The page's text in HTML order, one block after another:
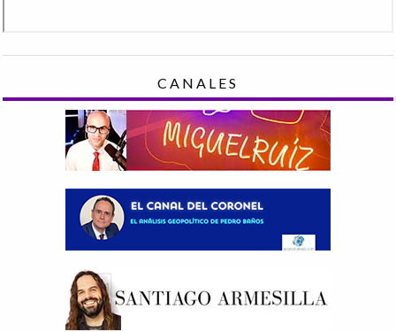
CANALES